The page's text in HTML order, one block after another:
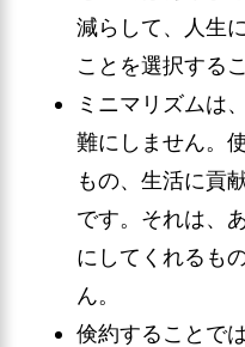
減らして、人生
ことを選択する
ミニマリズムは
難にしません。
もの、生活に貢
です。それは、
にしてくれるも
ん。
倹約することで